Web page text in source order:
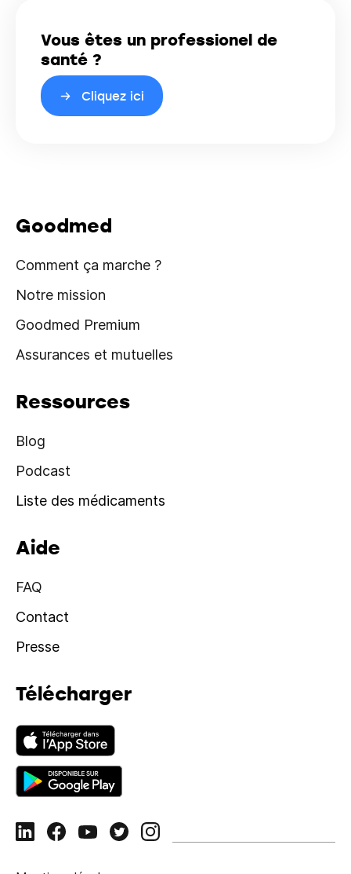
Vous êtes un professionel de
santé ?
Cliquez ici
Goodmed
Comment ça marche ?
Notre mission
Goodmed Premium
Assurances et mutuelles
Ressources
Blog
Podcast
Liste des médicaments
Aide
FAQ
Contact
Presse
Télécharger